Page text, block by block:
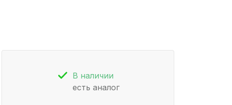
В наличии
есть аналог